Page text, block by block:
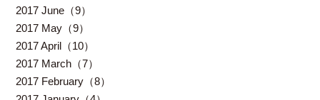
2017 June（9）
2017 May（9）
2017 April（10）
2017 March（7）
2017 February（8）